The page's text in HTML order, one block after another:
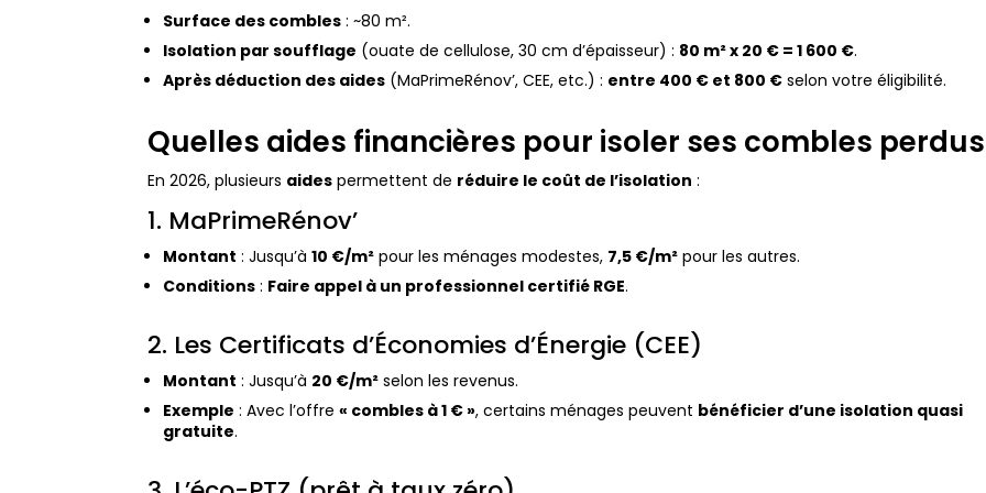
Surface des combles : ~80 m².
Isolation par soufflage (ouate de cellulose, 30 cm d’épaisseur) : 80 m² x 20 € = 1 600 €.
Après déduction des aides (MaPrimeRénov’, CEE, etc.) : entre 400 € et 800 € selon votre éligibilité.
Quelles aides financières pour isoler ses combles
En 2026, plusieurs aides permettent de réduire le coût de l’isolation :
1. MaPrimeRénov’
Montant : Jusqu’à10 €/m² pour les ménages modestes, 7,5 €/m² pour les autres.
Conditions : Faire appel à un professionnel certifié RGE.
2. Les Certificats d’Économies d’Énergie (CEE)
Montant : Jusqu’à 20 €/m² selon les revenus.
Exemple : Avec l’offre« combles à 1 € », certains ménages peuvent bénéficier d’une isolation quasi
gratuite.